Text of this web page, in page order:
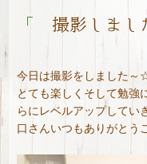
「 撮影しまし
今日は撮影をしました～
とても楽しくそして勉強
らにレベルアップしてい
口さんいつもありがとう